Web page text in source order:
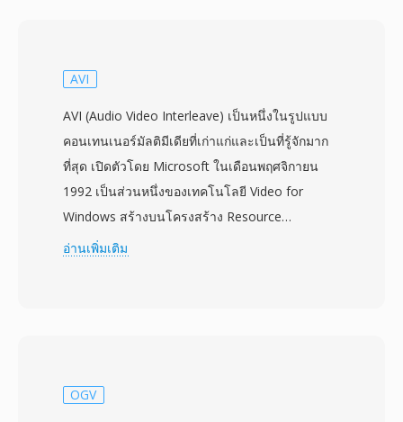
AVI
AVI (Audio Video Interleave) เป็นหนึ่งในรูปแบบ
คอนเทนเนอร์มัลติมีเดียที่เก่าแก่และเป็นที่รู้จักมาก
ที่สุด เปิดตัวโดย Microsoft ในเดือนพฤศจิกายน
1992 เป็นส่วนหนึ่งของเทคโนโลยี Video for
Windows สร้างบนโครงสร้าง Resource
Interchange File Format (RIFF) โดย AVI จัดสลับ
Indeo ในยุคแรกจนถึง DivX, Xvid และ H.264 ที่ทัน
อ่านเพิ่มเติม
OGV